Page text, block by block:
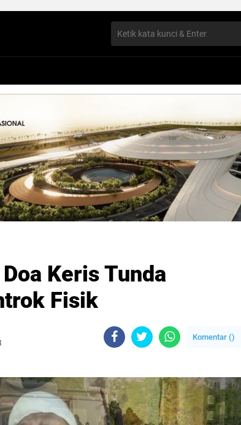
Keris Tunda
Fisik
Komentar ()